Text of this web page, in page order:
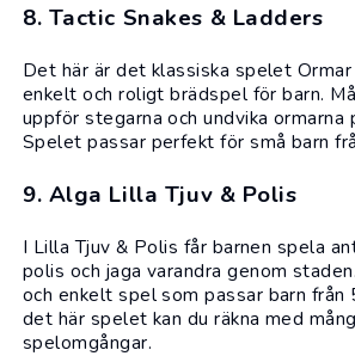
8. Tactic Snakes & Ladders
Det här är det klassiska spelet
enkelt och roligt brädspel för barn.
uppför stegarna och undvika ormarna
Spelet passar perfekt för små barn
9. Alga Lilla Tjuv & Polis
I Lilla Tjuv & Polis får barnen spela
polis och jaga varandra genom
och enkelt spel som passar barn från
det här spelet kan du räkna med
spelomgångar.